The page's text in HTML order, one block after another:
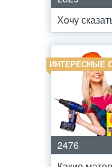
Хочу
ИНТЕРЕСНЫЕ
2476